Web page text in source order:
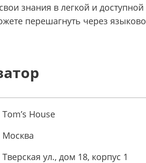
знания в легкой и доступной
перешагнуть через
Tom’s House
Москва
Тверская ул., дом 18, корпус 1